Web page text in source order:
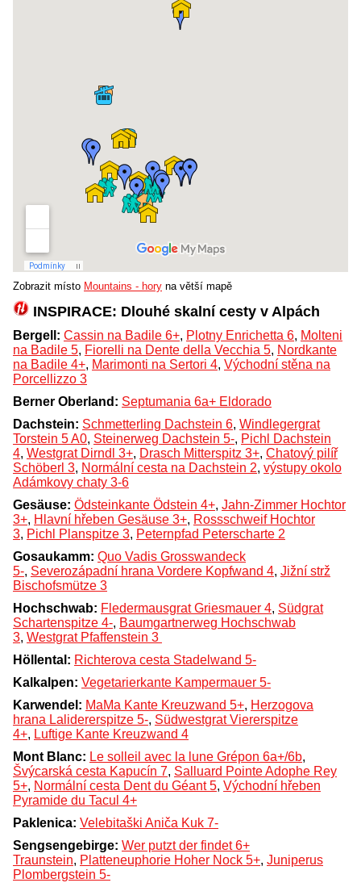
Zobrazit místo Mountains - hory na větší mapě
INSPIRACE: Dlouhé skalní cesty v Alpách
Bergell: Cassin na Badile 6+, Plotny Enrichetta 6, Molteni
na Badile 5, Fiorelli na Dente della Vecchia 5, Nordkante
na Badile 4+, Marimonti na Sertori 4, Východní stěna na
Porcellizzo 3
Berner Oberland: Septumania 6a+ Eldorado
Dachstein: Schmetterling Dachstein 6, Windlegergrat
Torstein 5 A0, Steinerweg Dachstein 5-, Pichl Dachstein
4, Westgrat Dirndl 3+, Drasch Mitterspitz 3+, Chatový pilíř
Schöberl 3, Normální cesta na Dachstein 2, výstupy okolo
Adámkovy chaty 3-6
Gesäuse: Ödsteinkante Ödstein 4+, Jahn-Zimmer Hochtor
3+, Hlavní hřeben Gesäuse 3+, Rossschweif Hochtor
3, Pichl Planspitze 3, Peternpfad Peterscharte 2
Gosaukamm: Quo Vadis Grosswandeck
5-, Severozápadní hrana Vordere Kopfwand 4, Jižní strž
Bischofsmütze 3
Hochschwab: Fledermausgrat Griesmauer 4, Südgrat
Schartenspitze 4-, Baumgartnerweg Hochschwab
3, Westgrat Pfaffenstein 3
Höllental: Richterova cesta Stadelwand 5-
Kalkalpen: Vegetarierkante Kampermauer 5-
Karwendel: MaMa Kante Kreuzwand 5+, Herzogova
hrana Lalidererspitze 5-, Südwestgrat Viererspitze
4+, Luftige Kante Kreuzwand 4
Mont Blanc: Le solleil avec la lune Grépon 6a+/6b,
Švýcarská cesta Kapucín 7, Salluard Pointe Adophe Rey
5+, Normální cesta Dent du Géant 5, Východní hřeben
Pyramide du Tacul 4+
Paklenica: Velebitaški Aniča Kuk 7-
Sengsengebirge: Wer putzt der findet 6+
Traunstein, Platteneuphorie Hoher Nock 5+, Juniperus
Plombergstein 5-